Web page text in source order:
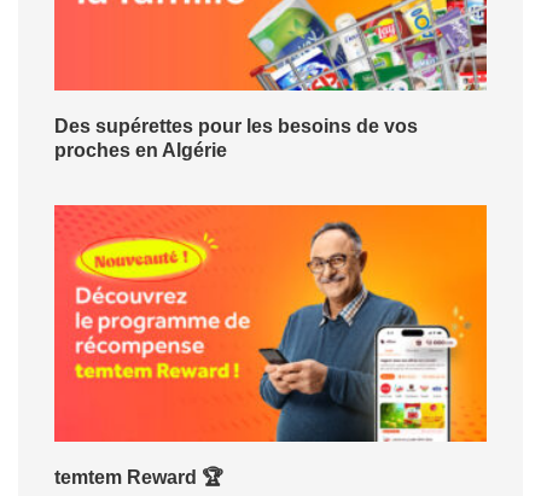
Des supérettes pour les besoins de vos
proches en Algérie
temtem Reward 🏆